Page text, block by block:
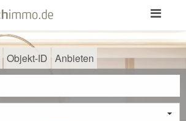
Toggle
Objekt-ID Anbieten